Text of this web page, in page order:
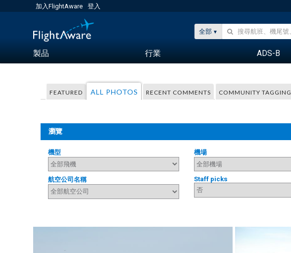
加入FlightAware 登入
全部
製品 行業 ADS-B
FEATURED ALL PHOTOS RECENT COMMENTS COMMUNITY TAGGING
瀏覽
機型 機場
航空公司名稱 Staff picks